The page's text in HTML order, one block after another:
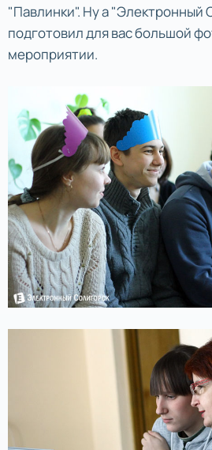
"Павлинки". Ну а "Электронный
подготовил для вас большой
мероприятии.